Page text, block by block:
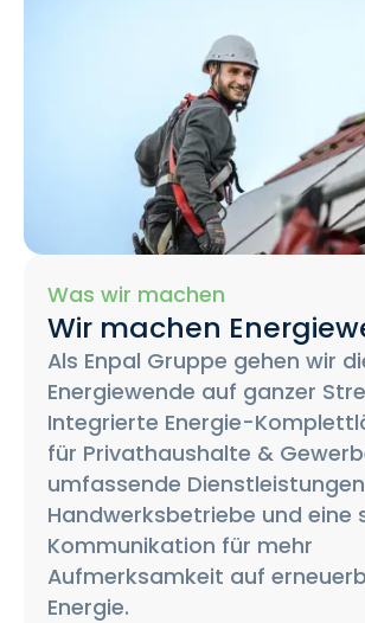
Was wir machen
Wir machen
Als Enpal Gruppe gehen wir
Energiewende auf ganzer
Integrierte Energie-
für Privathaushalte &
umfassende
Handwerksbetriebe und eine
Kommunikation für mehr
Aufmerksamkeit auf
Energie.